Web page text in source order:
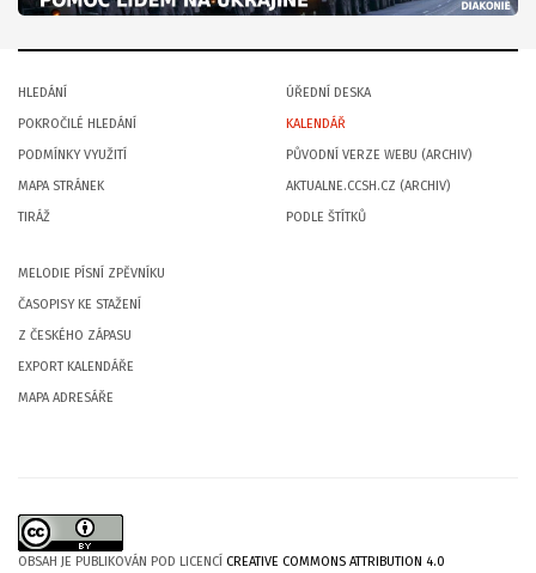
HLEDÁNÍ
POKROČILÉ HLEDÁNÍ
PODMÍNKY VYUŽITÍ
MAPA STRÁNEK
TIRÁŽ
ÚŘEDNÍ DESKA
KALENDÁŘ
PŮVODNÍ VERZE WEBU (ARCHIV)
AKTUALNE.CCSH.CZ (ARCHIV)
PODLE ŠTÍTKŮ
MELODIE PÍSNÍ ZPĚVNÍKU
ČASOPISY KE STAŽENÍ
Z ČESKÉHO ZÁPASU
EXPORT KALENDÁŘE
MAPA ADRESÁŘE
OBSAH JE PUBLIKOVÁN POD LICENCÍ CREATIVE COMMONS ATTRIBUTION 4.0